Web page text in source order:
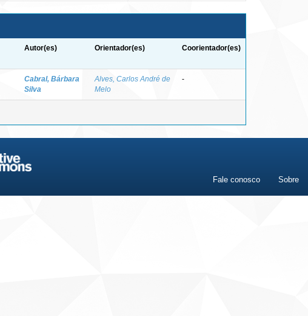
Autor(es) Orientador(es) Coorientador(es)
Cabral, Bárbara
Silva
Alves, Carlos André de
Melo
-
Fale conosco Sobre